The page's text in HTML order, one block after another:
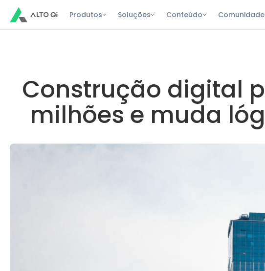
Produtos Soluções Conteúdo Comunidade
Construção digital
milhões e muda